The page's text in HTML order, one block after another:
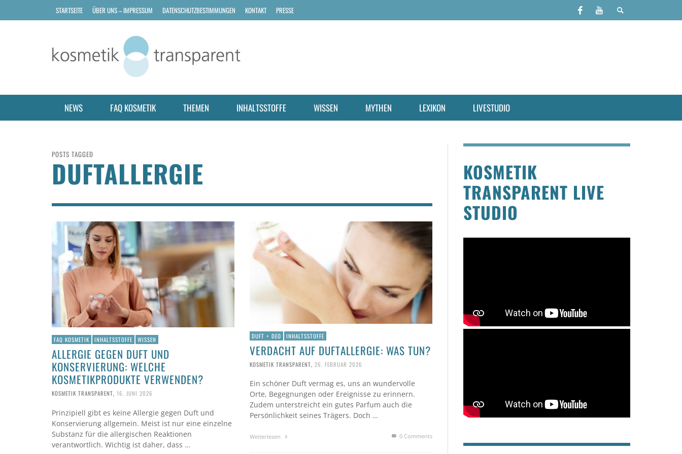
STARTSEITE ÜBER UNS – IMPRESSUM DATENSCHUTZBESTIMMUNGEN KONTAKT PRESSE
NEWS FAQ KOSMETIK THEMEN INHALTSSTOFFE WISSEN MYTHEN LEXIKON LIVESTUDIO
POSTS TAGGED
DUFTALLERGIE
FAQ KOSMETIK INHALTSSTOFFE WISSEN
ALLERGIE GEGEN DUFT UND
KONSERVIERUNG: WELCHE
KOSMETIKPRODUKTE VERWENDEN?
KOSMETIK TRANSPARENT, 16. JUNI 2026
Prinzipiell gibt es keine Allergie gegen Duft und
Konservierung allgemein. Meist ist nur eine einzelne
Substanz für die allergischen Reaktionen
verantwortlich. Wichtig ist daher, dass …
DUFT + DEO INHALTSSTOFFE
VERDACHT AUF DUFTALLERGIE: WAS TUN?
KOSMETIK TRANSPARENT, 26. FEBRUAR 2026
Ein schöner Duft vermag es, uns an wundervolle
Orte, Begegnungen oder Ereignisse zu erinnern.
Zudem unterstreicht ein gutes Parfum auch die
Persönlichkeit seines Trägers. Doch …
Weiterlesen 0 Comments
KOSMETIK
TRANSPARENT LIVE
STUDIO